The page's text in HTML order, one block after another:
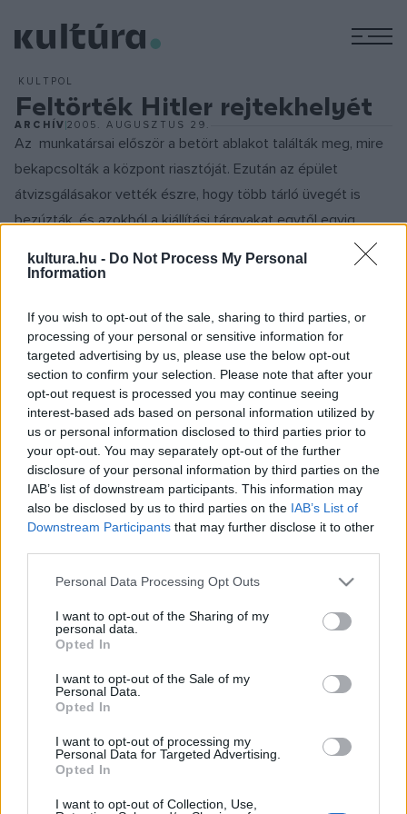
kultura.hu - Do Not Process My Personal
Information
If you wish to opt-out of the sale, sharing to third parties, or
processing of your personal or sensitive information for
targeted advertising by us, please use the below opt-out
section to confirm your selection. Please note that after your
opt-out request is processed you may continue seeing
interest-based ads based on personal information utilized by
us or personal information disclosed to third parties prior to
your opt-out. You may separately opt-out of the further
disclosure of your personal information by third parties on the
IAB’s list of downstream participants. This information may
also be disclosed by us to third parties on the IAB’s List of
Downstream Participants that may further disclose it to other
Please note that this website/app uses one or more Google
not limited to your visit or usage behaviour. You may click to
grant or deny consent to Google and its third-party tags to
use your data for below specified purposes in below Google
consent section.
Personal Data Processing Opt Outs
I want to opt-out of the Sharing of my
personal data.
Opted In
I want to opt-out of the Sale of my
Personal Data.
Opted In
I want to opt-out of processing my
Personal Data for Targeted Advertising.
Opted In
I want to opt-out of Collection, Use,
KULTPOL
Feltörték Hitler rejtekhelyét
ARCHÍV2005. AUGUSZTUS 29.
Az munkatársai először a betört ablakot találták meg, mire
bekapcsolták a központ riasztóját. Ezután az épület
átvizsgálásakor vették észre, hogy több tárló üvegét is
bezúzták, és azokból a kiállítási tárgyakat egytől egyig
sajtóval, hogy pontosan milyen fegyvereket és
kitüntetéseket loptak el a betörők. A Dokumentációs
Központ szóvivője, Fritz Braun szerint: "Valószínűleg egy
profi banda volt. Az eset politikai háttere azonban nem
A Sasfészek és az obersalzbergi épületegyüttes Hitler ,
ahol többször tartott kormányüléseket, sőt sokszor itt
fogadta szövetségeseit is. A területet 1945-ben
szövetséges légibombázás tette tönkre, majd az újjáépített
szállodát az amerikai hadsereg használta pihenőhelynek. Az
1999-ben Dokumentációs Központot rendeztek be.
A Sasfészek még ma is a turisták kedvelt látogatóhelye: a
Führer egykori lakhelyén.